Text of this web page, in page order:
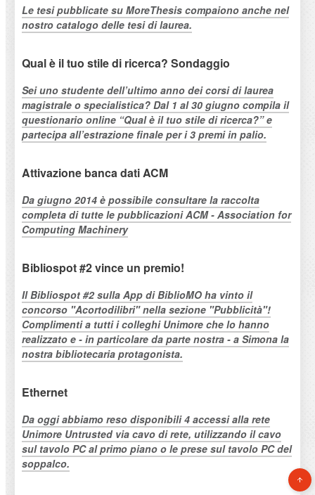
Le tesi pubblicate su MoreThesis compaiono anche nel
nostro catalogo delle tesi di laurea.
Qual è il tuo stile di ricerca? Sondaggio
Sei uno studente dell’ultimo anno dei corsi di laurea
magistrale o specialistica? Dal 1 al 30 giugno compila il
questionario online “Qual è il tuo stile di ricerca?” e
partecipa all’estrazione finale per i 3 premi in palio.
Attivazione banca dati ACM
Da giugno 2014 è possibile consultare la raccolta
completa di tutte le pubblicazioni ACM - Association for
Computing Machinery
Bibliospot #2 vince un premio!
Il Bibliospot #2 sulla App di BiblioMO ha vinto il
concorso "Acortodilibri" nella sezione "Pubblicità"!
Complimenti a tutti i colleghi Unimore che lo hanno
realizzato e - in particolare da parte nostra - a Simona la
nostra bibliotecaria protagonista.
Ethernet
Da oggi abbiamo reso disponibili 4 accessi alla rete
Unimore Untrusted via cavo di rete, utilizzando il cavo
sul tavolo PC al primo piano o le prese sul tavolo PC del
soppalco.